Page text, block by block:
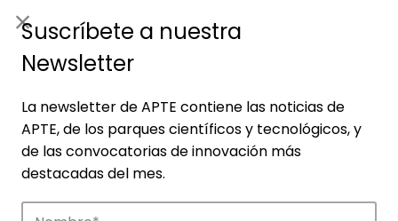
Suscríbete a nuestra
Newsletter
La newsletter de APTE contiene las noticias de
APTE, de los parques científicos y tecnológicos, y
de las convocatorias de innovación más
destacadas del mes.